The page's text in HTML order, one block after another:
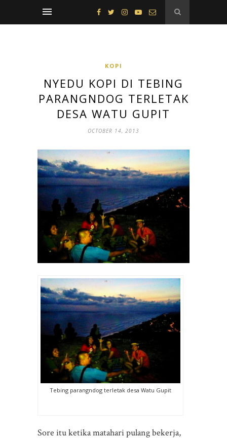
KOPI
NYEDU KOPI DI TEBING
PARANGNDOG TERLETAK
DESA WATU GUPIT
OCTOBER 14, 2013
Tebing parangndog terletak desa Watu Gupit
Sore itu ketika matahari pulang bekerja,